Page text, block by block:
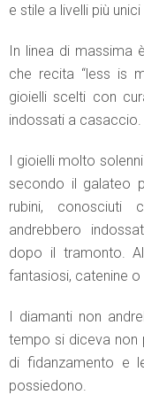
e stile a livelli più unici
In linea di massima
che recita “less is
gioielli scelti con
indossati a casaccio.
I gioielli molto
secondo il galateo
rubini, conosciuti
andrebbero
dopo il tramonto.
fantasiosi, catenine
I diamanti non
tempo si diceva non
di fidanzamento e
possiedono.